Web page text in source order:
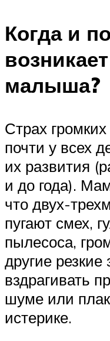
Когда и
малыша?
Страх
почти у всех
их развития
и до года).
что двух-
пугают смех,
пылесоса,
другие
вздрагивать
шуме или
истерике.